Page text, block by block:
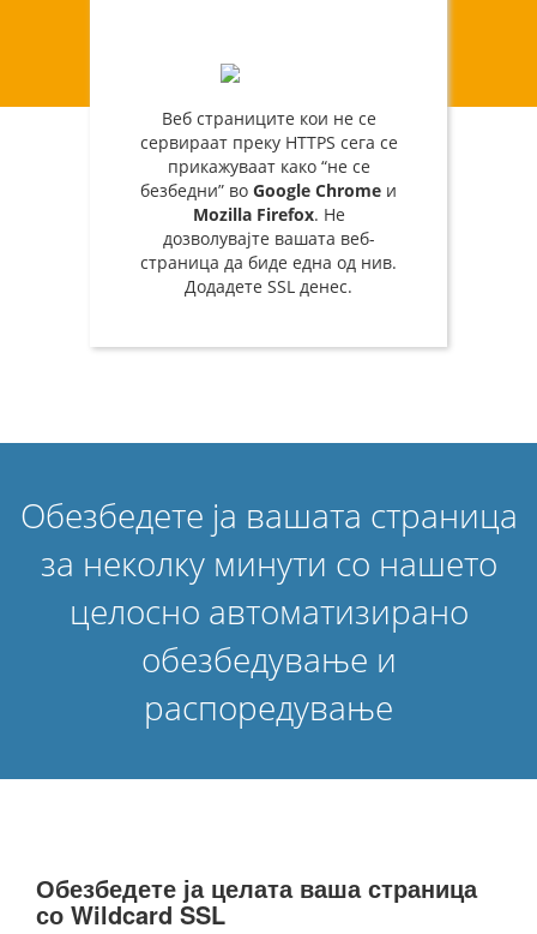
Веб страниците кои не се
сервираат преку HTTPS сега се
прикажуваат како “не се
безбедни” во Google Chrome и
Mozilla Firefox. Не
дозволувајте вашата веб-
страница да биде една од нив.
Додадете SSL денес.
Обезбедете ја вашата страница
за неколку минути со нашето
целосно автоматизирано
обезбедување и
распоредување
Обезбедете ја целата ваша страница
со Wildcard SSL